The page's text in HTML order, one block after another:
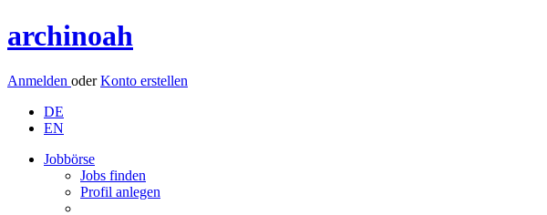
archinoah
Anmelden oderKonto erstellen
DE
EN
Jobbörse
Jobs finden
Profil anlegen